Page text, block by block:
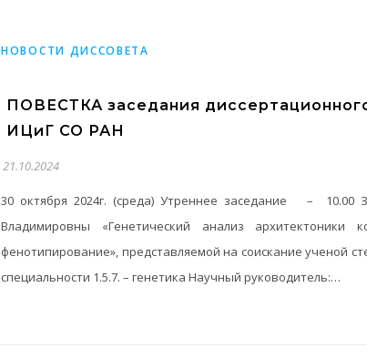
НОВОСТИ ДИССОВЕТА
ПОВЕСТКА заседания
ИЦиГ СО РАН
21.10.2024
30 октября 2024г. (среда) Утреннее заседание – 10.00
Владимировны «Генетический анализ
фенотипирование», представляемой на соискание ученой
специальности 1.5.7. – генетика Научный руководитель:…